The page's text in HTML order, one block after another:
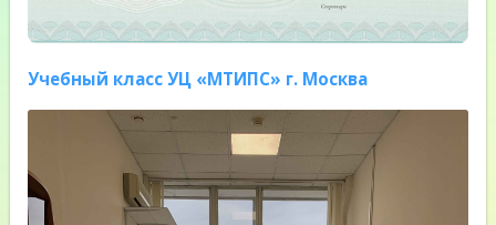
Учебный класс УЦ «МТИПС» г. Москва